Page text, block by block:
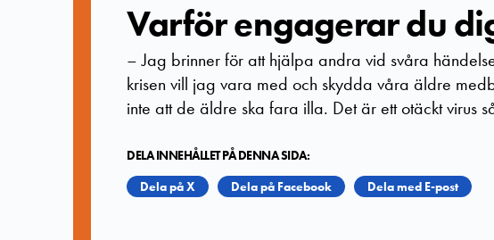
Varför engagerar du
–Jag brinner för att hjälpa andra vid svåra
krisen vill jag vara med och skydda våra äldre
inte att de äldre ska fara illa. Det är ett otäckt virus
DELA INNEHÅLLET PÅ DENNA SIDA:
Dela på X
Dela på Facebook Dela med E-post